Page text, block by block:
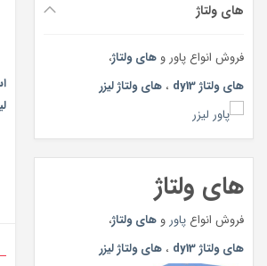
های ولتاژ
فروش انواع پاور و های ولتاژ،
های ولتاژ dy13
، های ولتاژ لیزر
های ولتاژ
فروش انواع پاور و های ولتاژ،
های ولتاژ dy13
، های ولتاژ لیزر